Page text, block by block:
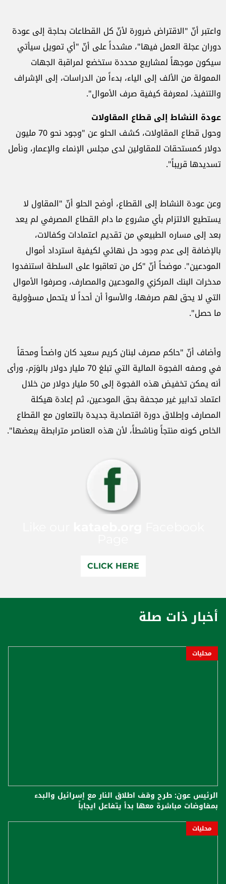
واعتبر أنّ "الاقتراض ضرورة لأنّ كل القطاعات بحاجة إلى عودة
دوران عجلة العمل فيها"، مشدداً على أنّ "أي تمويل سيأتي
سيكون موجهاً لمشاريع محددة ستخضع لمراقبة الجهات
الممولة من الألف إلى الياء، بدءاً من الدراسات، إلى الإشراف
والتنفيذ، لمعرفة كيفية صرف الأموال".
عودة النشاط إلى قطاع المقاولات
وحول قطاع المقاولات، كشف الحلو عن "وجود نحو 70 مليون
دولار كمستحقات للمقاولين لدى مجلس الإنماء والإعمار، ونأمل
تسديدها قريباً".
وعن عودة النشاط إلى القطاع، أوضح الحلو أنّ "المقاول لا
يستطيع الالتزام بأي مشروع ما دام القطاع المصرفي لم يعد
بعد إلى مساره الطبيعي من تقديم اعتمادات وكفالات،
بالإضافة إلى عدم وجود حل نهائي لكيفية استرداد أموال
المودعين". موضحاً أنّ "كل من تعاقبوا على السلطة استنفدوا
مدخرات البنك المركزي والمودعين والمصارف، وصرفوا الأموال
التي لا يحق لهم صرفها، والأسوأ أن أحداً لا يتحمل مسؤولية
ما حصل".
وأضاف أنّ "حاكم مصرف لبنان كريم سعيد كان واضحاً ومحقاً
في وصفه الفجوة المالية التي تبلغ 70 مليار دولار بالوَرَم، ورأى
أنه يمكن تخفيض هذه الفجوة إلى 50 مليار دولار من خلال
اعتماد تدابير غير مجحفة بحق المودعين، ثم إعادة هيكلة
المصارف وإطلاق دورة اقتصادية جديدة بالتعاون مع القطاع
الخاص كونه منتجاً وناشطاً، لأن هذه العناصر مترابطة ببعضها".
CLICK HERE
أخبار ذات صلة
محليات
الرئيس عون: طرح وقف اطلاق النار مع إسرائيل والبدء
بمفاوضات مباشرة معها بدأ يتفاعل ايجاباً
محليات